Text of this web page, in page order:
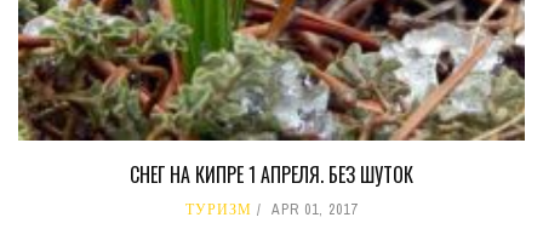
СНЕГ НА КИПРЕ 1 АПРЕЛЯ. БЕЗ ШУТОК
ТУРИЗМ APR 01, 2017